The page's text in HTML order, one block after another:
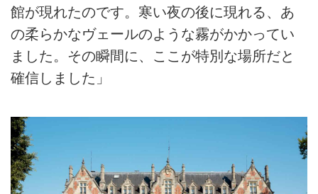
館が現れたのです。寒い夜の後に現れる、あ
の柔らかなヴェールのような霧がかかってい
ました。その瞬間に、ここが特別な場所だと
確信しました」